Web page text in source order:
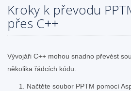
Kroky k převodu
přes C++
Vývojáři C++ mohou snadno převést
několika řádcích kódu.
Načtěte soubor PPTM pomocí